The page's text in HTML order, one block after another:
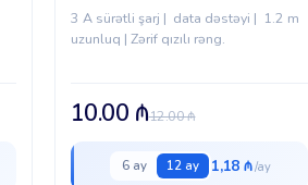
3 A sürətli şarj | data dəstəyi | 1.2 m
uzunluq | Zərif qızılı rəng.
12.00₼
10.00 ₼
6 ay 12 ay 1,18 ₼